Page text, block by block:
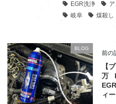
EGR洗浄
岐阜
煤殺し
BLOG
前の
【
万
ィ